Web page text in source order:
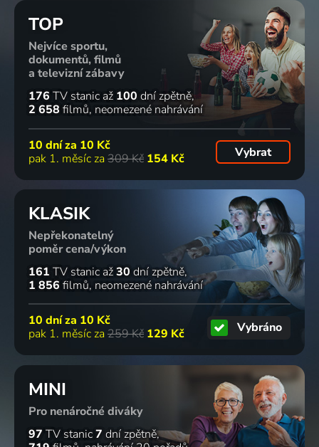
TOP
Nejvíce sportu,
dokumentů, filmů
a televizní zábavy
176 TV stanic až 100 dní zpětně
2 658 filmů neomezené nahrávání
10 dní za 10 Kč
pak 1. měsíc za 309 Kč 154 Kč Vybrat
KLASIK
Nepřekonatelný
poměr cena/výkon
161 TV stanic až30 dní zpětně
1 856 filmů neomezené nahrávání
10 dní za 10 Kč
pak 1. měsíc za 259 Kč 129 Kč Vybráno
MINI
Pro nenáročné diváky
97 TV stanic7 dní zpětně